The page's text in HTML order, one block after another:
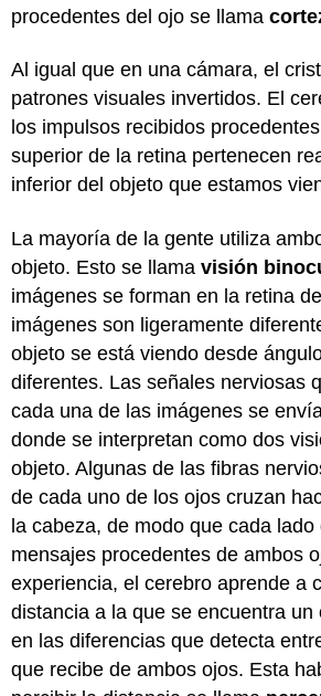
procedentes del ojo se llama
Al igual que en una cámara, el
patrones visuales invertidos. El
los impulsos recibidos
superior de la retina pertenecen
inferior del objeto que estamos
La mayoría de la gente utiliza
objeto. Esto se llama visión
imágenes se forman en la retina
imágenes son ligeramente
objeto se está viendo desde
diferentes. Las señales nerviosas
cada una de las imágenes se
donde se interpretan como dos
objeto. Algunas de las fibras
de cada uno de los ojos cruzan
la cabeza, de modo que cada
mensajes procedentes de ambos
experiencia, el cerebro aprende a
distancia a la que se encuentra un
en las diferencias que detecta
que recibe de ambos ojos. Esta